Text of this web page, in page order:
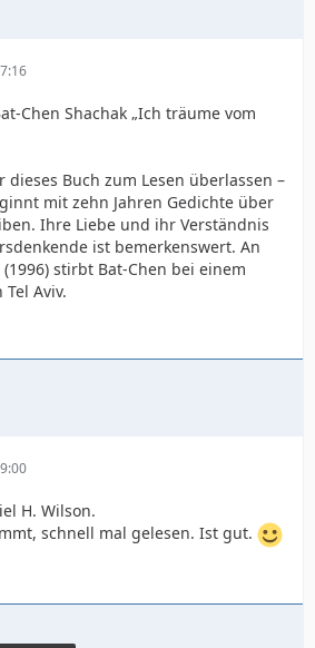
Chen Shachak „Ich träume vom
dieses Buch zum Lesen überlassen –
mit zehn Jahren Gedichte über
Ihre Liebe und ihr Verständnis
ist bemerkenswert. An
stirbt Bat-Chen bei einem
Aviv.
H. Wilson.
schnell mal gelesen. Ist gut.